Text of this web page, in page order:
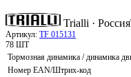
Trialli · Россия
Артикул: TF 015131
78 ШТ
Тормозная динамика / динамика
Номер EAN/Штрих-код